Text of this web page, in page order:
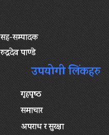
सह-सम्पादक
रुद्रदेव पाण्डे
उपयोगी लिंकहरु
गृहपृष्‍ठ
समाचार
अपराध र सुरक्षा